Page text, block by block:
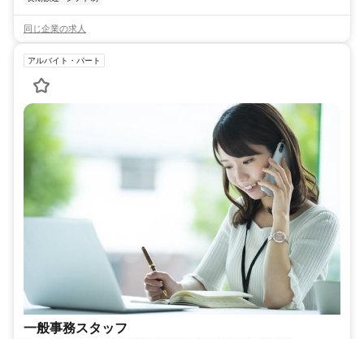
同じ企業の求人
アルバイト・パート
一般事務スタッフ